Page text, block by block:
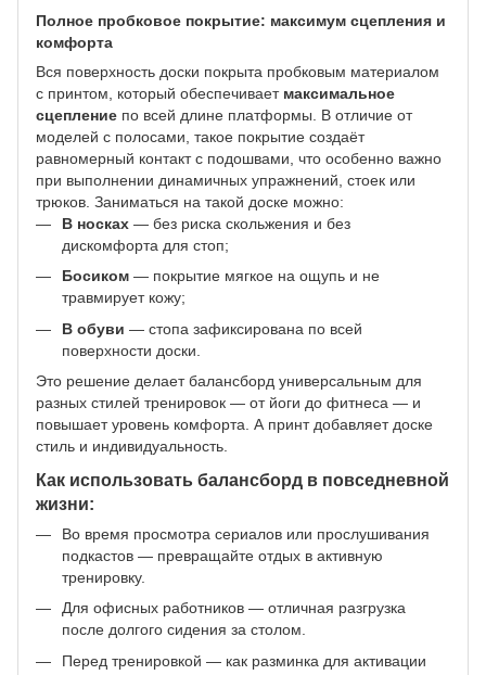
Полное пробковое покрытие: максимум сцепления и
комфорта
Вся поверхность доски покрыта пробковым материалом
с принтом, который обеспечивает максимальное
сцепление по всей длине платформы. В отличие от
моделей с полосами, такое покрытие создаёт
равномерный контакт с подошвами, что особенно важно
при выполнении динамичных упражнений, стоек или
трюков. Заниматься на такой доске можно:
В носках — без риска скольжения и без
дискомфорта для стоп;
Босиком — покрытие мягкое на ощупь и не
травмирует кожу;
В обуви — стопа зафиксирована по всей
поверхности доски.
Это решение делает балансборд универсальным для
разных стилей тренировок — от йоги до фитнеса — и
повышает уровень комфорта. А принт добавляет доске
стиль и индивидуальность.
Как использовать балансборд в повседневной
жизни:
Во время просмотра сериалов или прослушивания
подкастов — превращайте отдых в активную
тренировку.
Для офисных работников — отличная разгрузка
после долгого сидения за столом.
Перед тренировкой — как разминка для активации